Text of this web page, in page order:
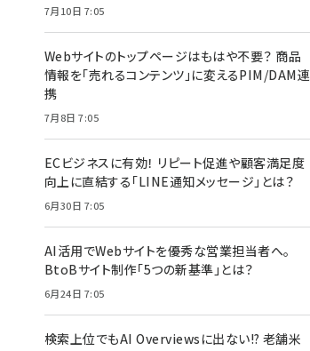
7月10日 7:05
Webサイトのトップページはもはや不要？ 商品
情報を「売れるコンテンツ」に変えるPIM/DAM連
携
7月8日 7:05
ECビジネスに有効！ リピート促進や顧客満足度
向上に直結する「LINE通知メッセージ」とは？
6月30日 7:05
AI活用でWebサイトを優秀な営業担当者へ。
BtoBサイト制作「5つの新基準」とは？
6月24日 7:05
検索上位でもAI Overviewsに出ない!? 老舗米